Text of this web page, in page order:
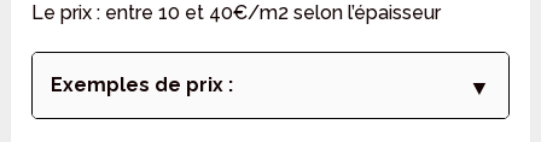
Le prix : entre 10 et 40€/m2 selon l’épaisseur
Exemples de prix :